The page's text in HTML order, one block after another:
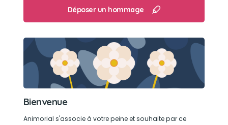
Déposer un hommage
Bienvenue
Animorial s'associe à votre peine et souhaite par ce